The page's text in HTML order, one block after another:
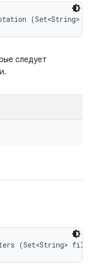
(Set<String>
следует
(Set<String>